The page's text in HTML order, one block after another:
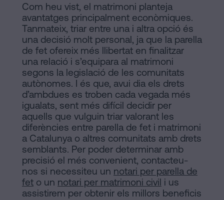
Com heu vist, el matrimoni planteja
avantatges principalment econòmiques.
Tanmateix, triar entre una i altra opció és
una decisió molt personal, ja que la parella
de fet ofereix més llibertat en finalitzar
una relació i s’equipara al matrimoni
segons la legislació de les comunitats
autònomes. I és que, avui dia els drets
d’ambdues es troben cada vegada més
igualats, sent més difícil decidir per
aquells que vulguin triar valorant les
diferències entre parella de fet i matrimoni
a Catalunya o altres comunitats amb drets
semblants. Per poder determinar amb
precisió el més convenient, contacteu-
nos si necessiteu un notari per parella de
fet o un notari per matrimoni civil i us
assistirem per obtenir els millors beneficis